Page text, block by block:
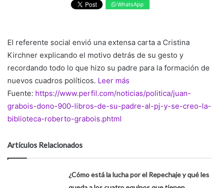
WhatsApp
El referente social envió una extensa carta a Cristina
Kirchner explicando el motivo detrás de su gesto y
recordando todo lo que hizo su padre para la formación de
nuevos cuadros políticos. Leer más
Fuente: https://www.perfil.com/noticias/politica/juan-
grabois-dono-900-libros-de-su-padre-al-pj-y-se-creo-la-
biblioteca-roberto-grabois.phtml
Artículos Relacionados
¿Cómo está la lucha por el Repechaje y qué les